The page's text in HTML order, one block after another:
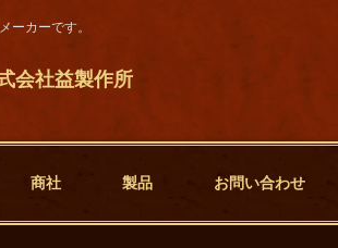
会社益製作所
ーカーです。
商社 製品 お問い合わせ